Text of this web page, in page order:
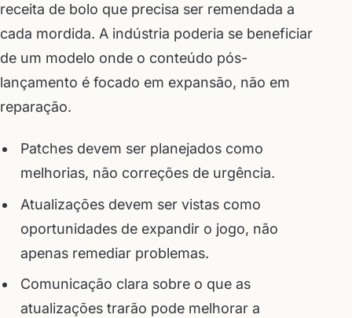
receita de bolo que precisa ser remendada a
cada mordida. A indústria poderia se beneficiar
de um modelo onde o conteúdo pós-
lançamento é focado em expansão, não em
reparação.
Patches devem ser planejados como
melhorias, não correções de urgência.
Atualizações devem ser vistas como
oportunidades de expandir o jogo, não
apenas remediar problemas.
Comunicação clara sobre o que as
atualizações trarão pode melhorar a